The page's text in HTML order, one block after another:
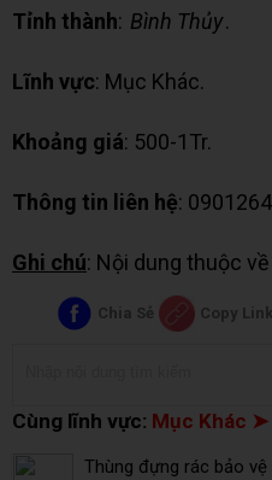
Tỉnh thành: Bình Thủy.
Lĩnh vực: Mục Khác.
Khoảng giá: 500-1Tr.
Thông tin liên hệ:
Ghi chú: Nội dung thuộc
Chia Sẻ Copy Link
Cùng lĩnh vực: Mục Khác ➤
Thùng đựng rác bảo